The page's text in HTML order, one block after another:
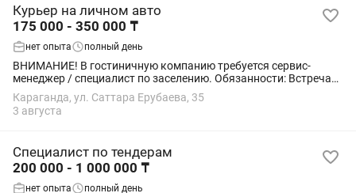
Курьер на личном авто
175 000 - 350 000 ₸
нет опыта полный день
ВНИМАНИЕ! В гостиничную компанию требуется сервис-
менеджер / специалист по заселению. Обязанности: Встреча
на квартирах гостей компании, размещение их на квартирах.
Заселение и выселение гостей, а...
Караганда, ул. Саттара Ерубаева, 35
3 августа
Специалист по тендерам
200 000 - 1 000 000 ₸
нет опыта полный день